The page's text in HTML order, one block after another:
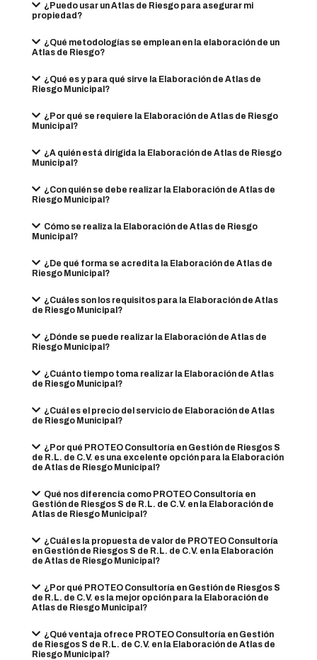
¿Puedo usar un Atlas de Riesgo para asegurar mi
propiedad?
¿Qué metodologías se emplean en la elaboración de un
Atlas de Riesgo?
¿Qué es y para qué sirve la Elaboración de Atlas de
Riesgo Municipal?
¿Por qué se requiere la Elaboración de Atlas de Riesgo
Municipal?
¿A quién está dirigida la Elaboración de Atlas de Riesgo
Municipal?
¿Con quién se debe realizar la Elaboración de Atlas de
Riesgo Municipal?
Cómo se realiza la Elaboración de Atlas de Riesgo
Municipal?
¿De qué forma se acredita la Elaboración de Atlas de
Riesgo Municipal?
¿Cuáles son los requisitos para la Elaboración de Atlas
de Riesgo Municipal?
¿Dónde se puede realizar la Elaboración de Atlas de
Riesgo Municipal?
¿Cuánto tiempo toma realizar la Elaboración de Atlas
de Riesgo Municipal?
¿Cuál es el precio del servicio de Elaboración de Atlas
de Riesgo Municipal?
¿Por qué PROTEO Consultoría en Gestión de Riesgos S
de R.L. de C.V. es una excelente opción para la Elaboración
de Atlas de Riesgo Municipal?
Qué nos diferencia como PROTEO Consultoría en
Gestión de Riesgos S de R.L. de C.V. en la Elaboración de
Atlas de Riesgo Municipal?
¿Cuál es la propuesta de valor de PROTEO Consultoría
en Gestión de Riesgos S de R.L. de C.V. en la Elaboración
de Atlas de Riesgo Municipal?
¿Por qué PROTEO Consultoría en Gestión de Riesgos S
de R.L. de C.V. es la mejor opción para la Elaboración de
Atlas de Riesgo Municipal?
¿Qué ventaja ofrece PROTEO Consultoría en Gestión
de Riesgos S de R.L. de C.V. en la Elaboración de Atlas de
Riesgo Municipal?